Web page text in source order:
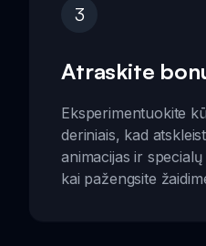
3
Atraskite
Eksperimentuokite
deriniais, kad
animacijas ir
kai pažengsite